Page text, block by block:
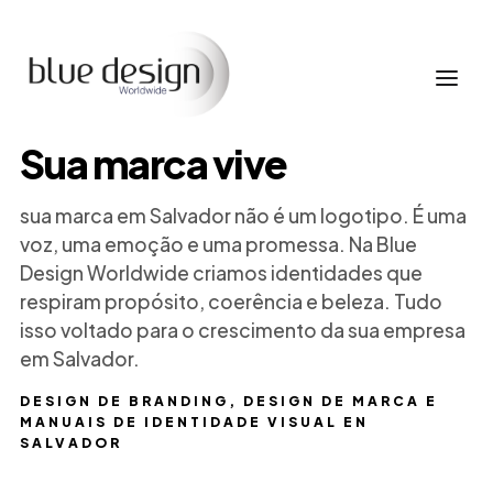
DESIGN DE BRANDING, DESIGN DE MARCA E
MANUAIS DE IDENTIDADE VISUAL EN
SALVADOR
Sua marca vive
sua marca em Salvador não é um logotipo. É uma
voz, uma emoção e uma promessa. Na Blue
Design Worldwide criamos identidades que
respiram propósito, coerência e beleza. Tudo
isso voltado para o crescimento da sua empresa
em Salvador.